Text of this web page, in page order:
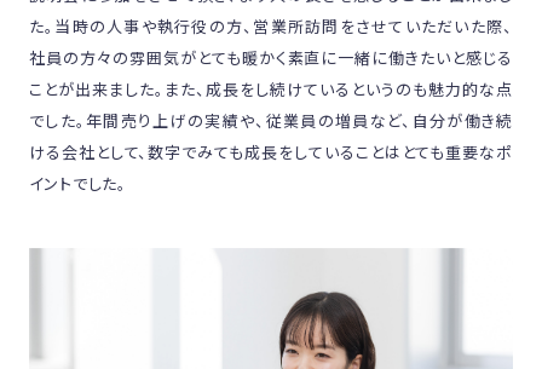
た。当時の人事や執行役の方、営業所訪問をさせていただいた際、
社員の方々の雰囲気がとても暖かく素直に一緒に働きたいと感じる
ことが出来ました。また、成長をし続けているというのも魅力的な点
でした。年間売り上げの実績や、従業員の増員など、自分が働き続
ける会社として、数字でみても成長をしていることはとても重要なポ
イントでした。